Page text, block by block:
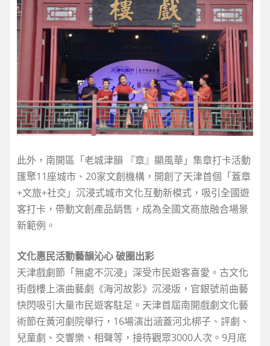
此外，南開區「老城津韻 『章』顯風華」集章打卡活動
匯聚11座城市、20家文創機構，開創了天津首個「蓋章
+文旅+社交」沉浸式城市文化互動新模式，吸引全國遊
客打卡，帶動文創產品銷售，成為全國文商旅融合場景
新範例。
文化惠民活動藝韻沁心 破圈出彩
天津戲劇節「無處不沉浸」深受市民遊客喜愛。古文化
街戲樓上演曲藝劇《海河故影》沉浸版，官銀號前曲藝
快閃吸引大量市民遊客駐足。天津首屆南開戲劇文化藝
術節在黃河劇院舉行，16場演出涵蓋河北梆子、評劇、
兒童劇、交響樂、相聲等，接待觀眾3000人次。9月底